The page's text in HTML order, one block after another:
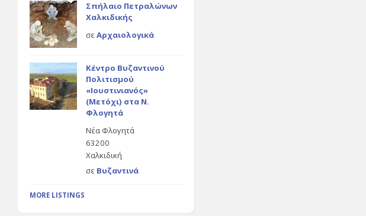
Σπήλαιο Πετραλώνων
Χαλκιδικής
σε Αρχαιολογικά
Κέντρο Βυζαντινού
Πολιτισμού
«Ιουστινιανός»
(Μετόχι) στα Ν.
Φλογητά
Νέα Φλογητά
63200
Χαλκιδική
σε Βυζαντινά
MORE LISTINGS